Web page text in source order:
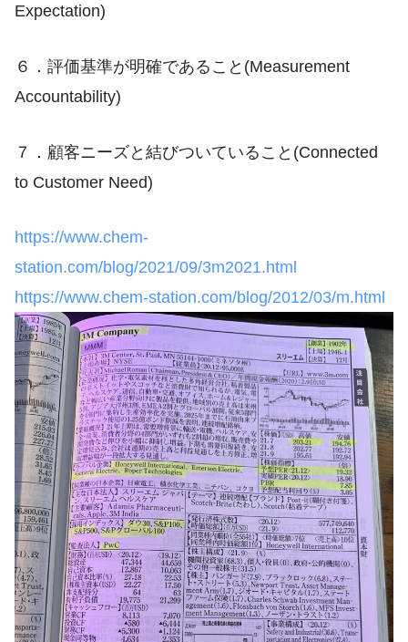
Expectation)
６．評価基準が明確であること(Measurement
Accountability)
７．顧客ニーズと結びついていること(Connected
to Customer Need)
https://www.chem-
station.com/blog/2021/09/3m2021.html
https://www.chem-station.com/blog/2012/03/m.html